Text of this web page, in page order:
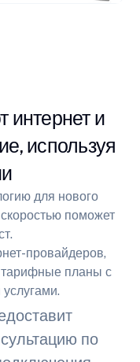
интернет и
используя
для нового
поможет
провайдеров,
планы с
по